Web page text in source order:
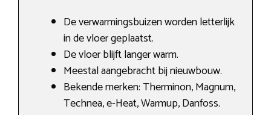
De verwarmingsbuizen worden letterlijk
in de vloer geplaatst.
De vloer blijft langer warm.
Meestal aangebracht bij nieuwbouw.
Bekende merken: Therminon, Magnum,
Technea, e-Heat, Warmup, Danfoss.